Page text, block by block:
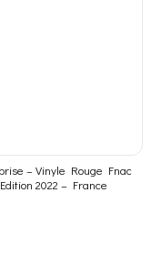
– Vinyle Rouge Fnac
Edition 2022 – France